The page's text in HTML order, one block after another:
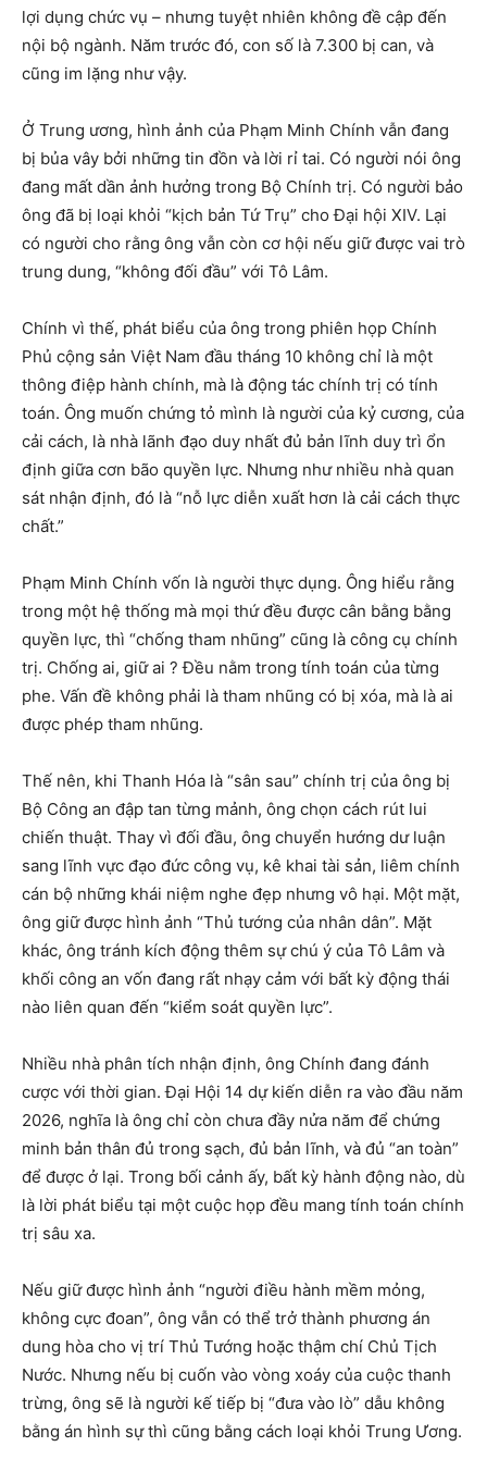
lợi dụng chức vụ – nhưng tuyệt nhiên không đề cập đến
nội bộ ngành. Năm trước đó, con số là 7.300 bị can, và
cũng im lặng như vậy.
Ở Trung ương, hình ảnh của Phạm Minh Chính vẫn đang
bị bủa vây bởi những tin đồn và lời rỉ tai. Có người nói ông
đang mất dần ảnh hưởng trong Bộ Chính trị. Có người bảo
ông đã bị loại khỏi “kịch bản Tứ Trụ” cho Đại hội XIV. Lại
có người cho rằng ông vẫn còn cơ hội nếu giữ được vai trò
trung dung, “không đối đầu” với Tô Lâm.
Chính vì thế, phát biểu của ông trong phiên họp Chính
Phủ cộng sản Việt Nam đầu tháng 10 không chỉ là một
thông điệp hành chính, mà là động tác chính trị có tính
toán. Ông muốn chứng tỏ mình là người của kỷ cương, của
cải cách, là nhà lãnh đạo duy nhất đủ bản lĩnh duy trì ổn
định giữa cơn bão quyền lực. Nhưng như nhiều nhà quan
sát nhận định, đó là “nỗ lực diễn xuất hơn là cải cách thực
chất.”
Phạm Minh Chính vốn là người thực dụng. Ông hiểu rằng
trong một hệ thống mà mọi thứ đều được cân bằng bằng
quyền lực, thì “chống tham nhũng” cũng là công cụ chính
trị. Chống ai, giữ ai ? Đều nằm trong tính toán của từng
phe. Vấn đề không phải là tham nhũng có bị xóa, mà là ai
được phép tham nhũng.
Thế nên, khi Thanh Hóa là “sân sau” chính trị của ông bị
Bộ Công an đập tan từng mảnh, ông chọn cách rút lui
chiến thuật. Thay vì đối đầu, ông chuyển hướng dư luận
sang lĩnh vực đạo đức công vụ, kê khai tài sản, liêm chính
cán bộ những khái niệm nghe đẹp nhưng vô hại. Một mặt,
ông giữ được hình ảnh “Thủ tướng của nhân dân”. Mặt
khác, ông tránh kích động thêm sự chú ý của Tô Lâm và
khối công an vốn đang rất nhạy cảm với bất kỳ động thái
nào liên quan đến “kiểm soát quyền lực”.
Nhiều nhà phân tích nhận định, ông Chính đang đánh
cược với thời gian. Đại Hội 14 dự kiến diễn ra vào đầu năm
2026, nghĩa là ông chỉ còn chưa đầy nửa năm để chứng
minh bản thân đủ trong sạch, đủ bản lĩnh, và đủ “an toàn”
để được ở lại. Trong bối cảnh ấy, bất kỳ hành động nào, dù
là lời phát biểu tại một cuộc họp đều mang tính toán chính
trị sâu xa.
Nếu giữ được hình ảnh “người điều hành mềm mỏng,
không cực đoan”, ông vẫn có thể trở thành phương án
dung hòa cho vị trí Thủ Tướng hoặc thậm chí Chủ Tịch
Nước. Nhưng nếu bị cuốn vào vòng xoáy của cuộc thanh
trừng, ông sẽ là người kế tiếp bị “đưa vào lò” dẫu không
bằng án hình sự thì cũng bằng cách loại khỏi Trung Ương.